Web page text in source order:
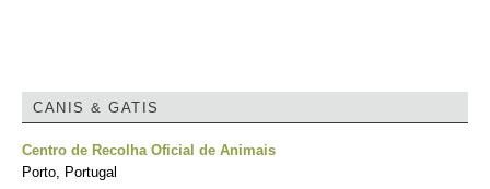
CANIS & GATIS
Centro de Recolha Oficial de Animais
Porto, Portugal